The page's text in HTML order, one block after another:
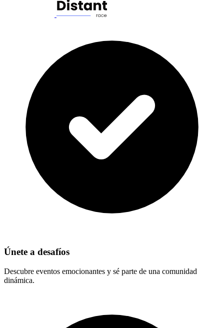
Únete a desafíos
Descubre eventos emocionantes y sé parte de una comunidad
dinámica.